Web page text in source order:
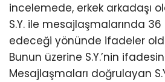
incelemede, erkek arkadaşı
S.Y. ile mesajlaşmalarında
edeceği yönünde ifadeler
Bunun üzerine S.Y.’nin
Mesajlaşmaları doğrulayan